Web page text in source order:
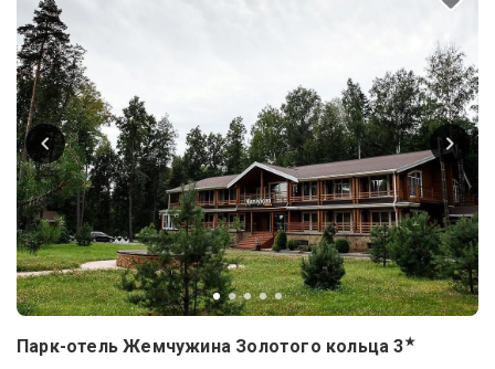
Парк-отель Жемчужина Золотого кольца 3★